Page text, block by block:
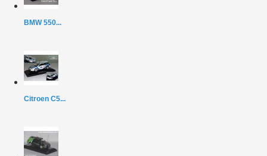
BMW 550...
Citroen C5...